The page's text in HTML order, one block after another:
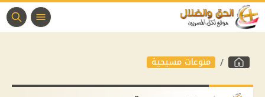
منوعات مسيحية